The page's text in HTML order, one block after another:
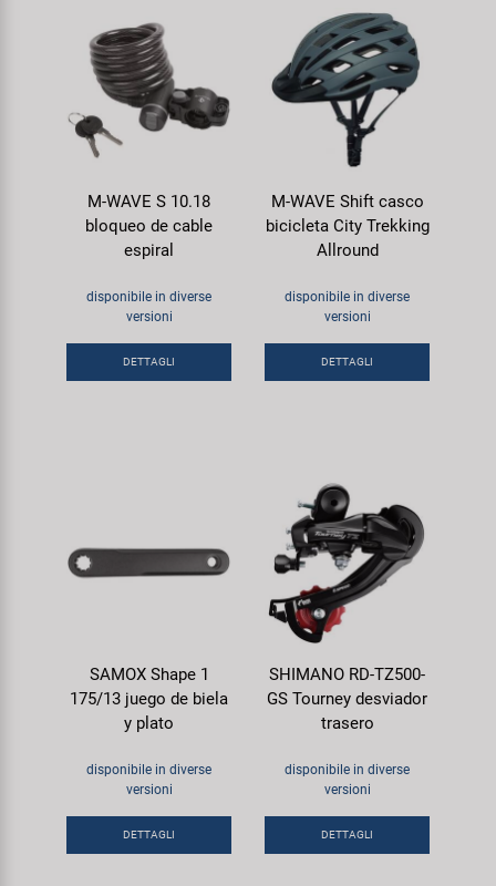
M-WAVE S 10.18
bloqueo de cable
espiral
disponibile in diverse
versioni
DETTAGLI
M-WAVE Shift casco
bicicleta City Trekking
Allround
disponibile in diverse
versioni
DETTAGLI
SAMOX Shape 1
175/13 juego de biela
y plato
disponibile in diverse
versioni
DETTAGLI
SHIMANO RD-TZ500-
GS Tourney desviador
trasero
disponibile in diverse
versioni
DETTAGLI